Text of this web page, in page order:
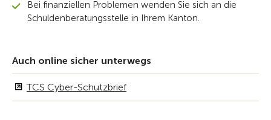
Bei finanziellen Problemen wenden Sie sich an die
Schuldenberatungsstelle in Ihrem Kanton.
Auch online sicher unterwegs
TCS Cyber-Schutzbrief